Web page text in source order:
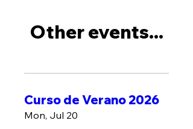
Other events...
Curso de Verano 2026
Mon, Jul 20